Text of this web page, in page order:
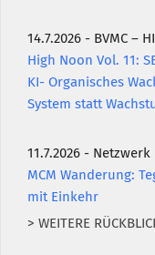
14.7.2026 - BVMC –
High Noon Vol. 11:
KI- Organisches
System statt
11.7.2026 - Netzwerk
MCM Wanderung:
mit Einkehr
> WEITERE